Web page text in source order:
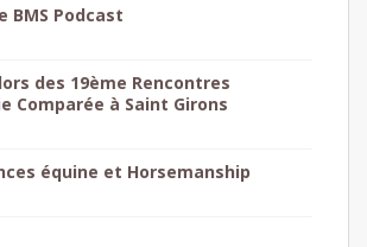
BMS Podcast
des 19ème Rencontres
Comparée à Saint Girons
équine et Horsemanship